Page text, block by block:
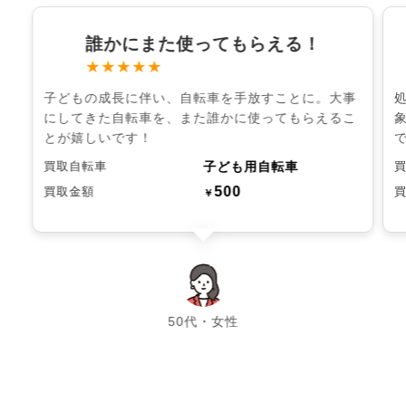
誰かにまた使ってもらえる！
★★★★★
子どもの成長に伴い、自転車を手放すことに。大事
にしてきた自転車を、また誰かに使ってもらえるこ
とが嬉しいです！
買取自転車 子ども用自転車
買取金額 ￥500
50代・女性
chevron_left chevron_right